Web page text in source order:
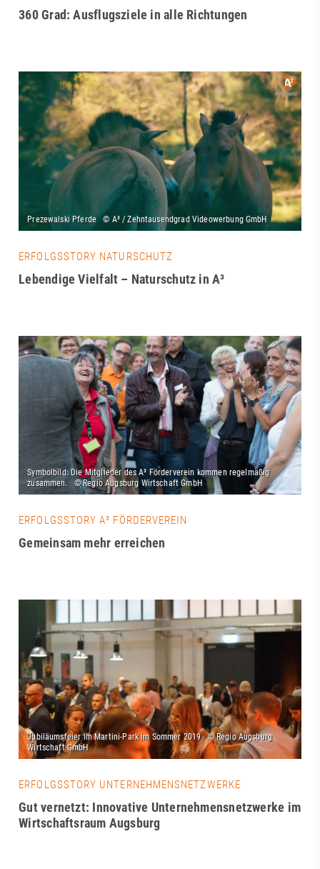
360 Grad: Ausflugsziele in alle Richtungen
ERFOLGSSTORY NATURSCHUTZ
Lebendige Vielfalt – Naturschutz in A³
ERFOLGSSTORY A³ FÖRDERVEREIN
Gemeinsam mehr erreichen
ERFOLGSSTORY UNTERNEHMENSNETZWERKE
Gut vernetzt: Innovative Unternehmensnetzwerke im
Wirtschaftsraum Augsburg